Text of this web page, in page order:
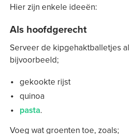
Hier zijn enkele ideeën:
Als hoofdgerecht
Serveer de kipgehaktballetjes
bijvoorbeeld;
gekookte rijst
quinoa
pasta.
Voeg wat groenten toe, zoals;